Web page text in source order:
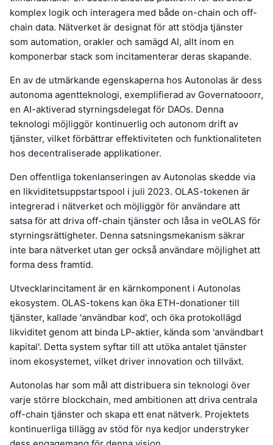
komplex logik och interagera med både on-chain och off-
chain data. Nätverket är designat för att stödja tjänster
som automation, orakler och samägd AI, allt inom en
komponerbar stack som incitamenterar deras skapande.
En av de utmärkande egenskaperna hos Autonolas är dess
autonoma agentteknologi, exemplifierad av Governatooorr,
en AI-aktiverad styrningsdelegat för DAOs. Denna
teknologi möjliggör kontinuerlig och autonom drift av
tjänster, vilket förbättrar effektiviteten och funktionaliteten
hos decentraliserade applikationer.
Den offentliga tokenlanseringen av Autonolas skedde via
en likviditetsuppstartspool i juli 2023. OLAS-tokenen är
integrerad i nätverket och möjliggör för användare att
satsa för att driva off-chain tjänster och låsa in veOLAS för
styrningsrättigheter. Denna satsningsmekanism säkrar
inte bara nätverket utan ger också användare möjlighet att
forma dess framtid.
Utvecklarincitament är en kärnkomponent i Autonolas
ekosystem. OLAS-tokens kan öka ETH-donationer till
tjänster, kallade 'användbar kod', och öka protokollägd
likviditet genom att binda LP-aktier, kända som 'användbart
kapital'. Detta system syftar till att utöka antalet tjänster
inom ekosystemet, vilket driver innovation och tillväxt.
Autonolas har som mål att distribuera sin teknologi över
varje större blockchain, med ambitionen att driva centrala
off-chain tjänster och skapa ett enat nätverk. Projektets
kontinuerliga tillägg av stöd för nya kedjor understryker